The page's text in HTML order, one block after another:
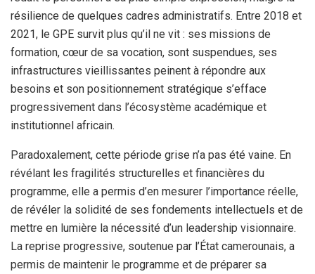
résilience de quelques cadres administratifs. Entre 2018 et
2021, le GPE survit plus qu’il ne vit : ses missions de
formation, cœur de sa vocation, sont suspendues, ses
infrastructures vieillissantes peinent à répondre aux
besoins et son positionnement stratégique s’efface
progressivement dans l’écosystème académique et
institutionnel africain.
Paradoxalement, cette période grise n’a pas été vaine. En
révélant les fragilités structurelles et financières du
programme, elle a permis d’en mesurer l’importance réelle,
de révéler la solidité de ses fondements intellectuels et de
mettre en lumière la nécessité d’un leadership visionnaire.
La reprise progressive, soutenue par l’État camerounais, a
permis de maintenir le programme et de préparer sa